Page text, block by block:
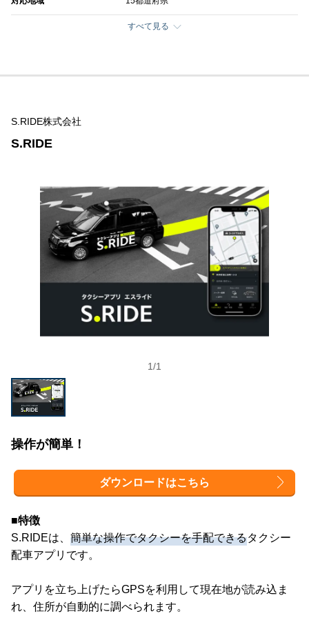
すべて見る
S.RIDE株式会社
S.RIDE
1/1
操作が簡単！
ダウンロードはこちら
■特徴
S.RIDEは、 簡単な操作でタクシーを手配できるタクシー
配車アプリです。
アプリを立ち上げたらGPSを利用して現在地が読み込ま
れ、住所が自動的に調べられます。